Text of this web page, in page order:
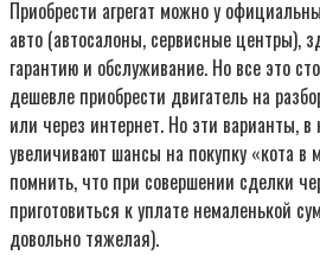
Приобрести агрегат можно у
авто (автосалоны, сервисные центры),
гарантию и обслуживание. Но все это
дешевле приобрести двигатель на
или через интернет. Но эти варианты, в
увеличивают шансы на покупку «кота в
помнить, что при совершении сделки
приготовиться к уплате немаленькой
довольно тяжелая).